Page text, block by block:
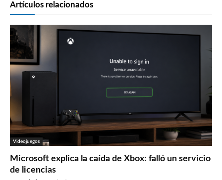
Artículos relacionados
Videojuegos
Microsoft explica la caída de Xbox: falló un servicio
de licencias